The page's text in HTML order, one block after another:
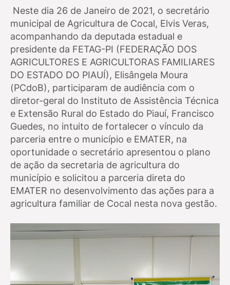
Neste dia 26 de Janeiro de 2021, o secretário
municipal de Agricultura de Cocal, Elvis Veras,
acompanhando da deputada estadual e
presidente da FETAG-PI (FEDERAÇÃO DOS
AGRICULTORES E AGRICULTORAS FAMILIARES
DO ESTADO DO PIAUÍ), Elisângela Moura
(PCdoB), participaram de audiência com o
diretor-geral do Instituto de Assistência Técnica
e Extensão Rural do Estado do Piauí, Francisco
Guedes, no intuito de fortalecer o vínculo da
parceria entre o município e EMATER, na
oportunidade o secretário apresentou o plano
de ação da secretaria de agricultura do
município e solicitou a parceria direta do
EMATER no desenvolvimento das ações para a
agricultura familiar de Cocal nesta nova gestão.